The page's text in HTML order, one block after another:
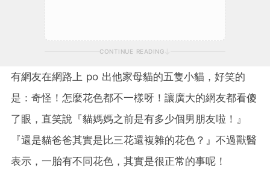
CONTINUE READING
有網友在網路上 po 出他家母貓的五隻小貓，好笑的
是：奇怪！怎麼花色都不一樣呀！讓廣大的網友都看傻
了眼，直笑說『貓媽媽之前是有多少個男朋友啦！』
『還是貓爸爸其實是比三花還複雜的花色？』不過獸醫
表示，一胎有不同花色，其實是很正常的事呢！